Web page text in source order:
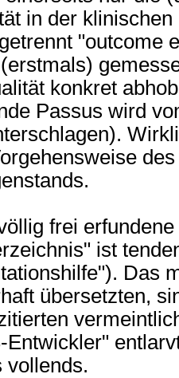
in der
"outcome
konkret
Passus wird
frei
ist
Das
übersetzten,
Entwickler"
vollends.